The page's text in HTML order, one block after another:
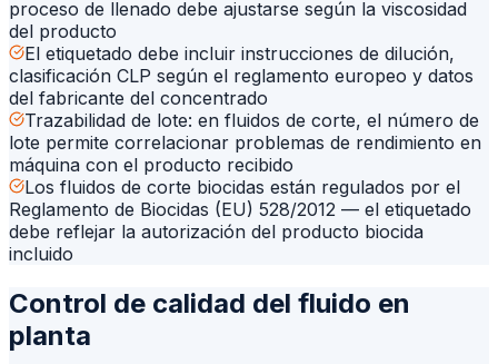
proceso de llenado debe ajustarse según la viscosidad
del producto
El etiquetado debe incluir instrucciones de dilución,
clasificación CLP según el reglamento europeo y datos
del fabricante del concentrado
Trazabilidad de lote: en fluidos de corte, el número de
lote permite correlacionar problemas de rendimiento en
máquina con el producto recibido
Los fluidos de corte biocidas están regulados por el
Reglamento de Biocidas (EU) 528/2012 — el etiquetado
debe reflejar la autorización del producto biocida
incluido
Control de calidad del fluido en
planta